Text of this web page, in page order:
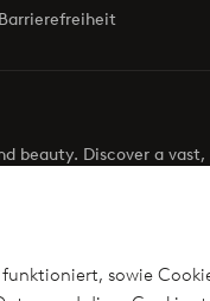
sowie
beauty. Discover a vast,